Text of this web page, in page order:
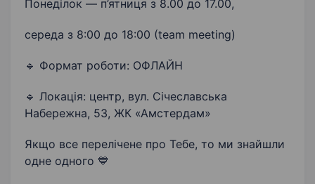
Понеділок — п’ятниця з 8.00 до 17.00,
середа з 8:00 до 18:00 (team meeting)
🔹 Формат роботи: ОФЛАЙН
🔹 Локація: центр, вул. Січеславська
Набережна, 53, ЖК «Амстердам»
Якщо все перелічене про Тебе, то ми знайшли
одне одного 💙